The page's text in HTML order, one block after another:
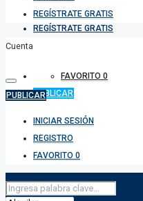
REGÍSTRATE GRATIS
FAVORITO 0
PUBLICAR
REGÍSTRATE GRATIS
Cuenta
PUBLICAR
INICIAR SESIÓN
REGISTRO
FAVORITO 0